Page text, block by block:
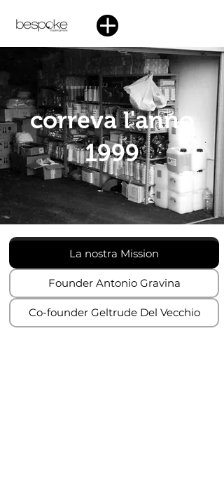
correva l'anno
1999
La nostra Mission
Founder Antonio Gravina
Co-founder Geltrude Del Vecchio